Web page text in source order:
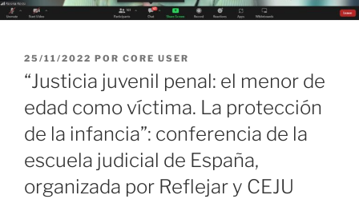
PUBLICADO
EL
25/11/2022 POR CORE USER
“Justicia juvenil penal: el menor de
edad como víctima. La protección
de la infancia”: conferencia de la
escuela judicial de España,
organizada por Reflejar y CEJU